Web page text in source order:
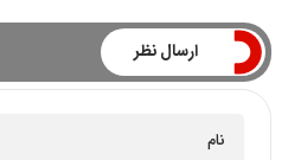
ارسال نظر